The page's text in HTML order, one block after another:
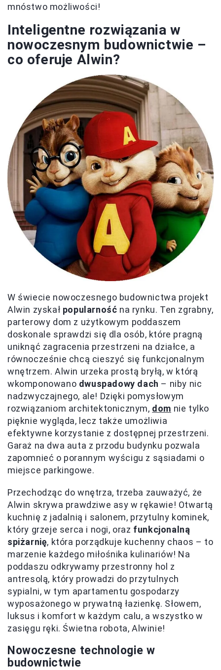
mnóstwo możliwości!
Inteligentne rozwiązania w
nowoczesnym budownictwie –
co oferuje Alwin?
W świecie nowoczesnego budownictwa projekt
Alwin zyskał popularność na rynku. Ten zgrabny,
parterowy dom z użytkowym poddaszem
doskonale sprawdzi się dla osób, które pragną
uniknąć zagracenia przestrzeni na działce, a
równocześnie chcą cieszyć się funkcjonalnym
wnętrzem. Alwin urzeka prostą bryłą, w którą
wkomponowano dwuspadowy dach – niby nic
nadzwyczajnego, ale! Dzięki pomysłowym
rozwiązaniom architektonicznym, dom nie tylko
pięknie wygląda, lecz także umożliwia
efektywne korzystanie z dostępnej przestrzeni.
Garaż na dwa auta z przodu budynku pozwala
zapomnieć o porannym wyścigu z sąsiadami o
miejsce parkingowe.
Przechodząc do wnętrza, trzeba zauważyć, że
Alwin skrywa prawdziwe asy w rękawie! Otwartą
kuchnię z jadalnią i salonem, przytulny kominek,
który grzeje serca i nogi, oraz funkcjonalną
spiżarnię, która porządkuje kuchenny chaos – to
marzenie każdego miłośnika kulinariów! Na
poddaszu odkrywamy przestronny hol z
antresolą, który prowadzi do przytulnych
sypialni, w tym apartamentu gospodarzy
wyposażonego w prywatną łazienkę. Słowem,
luksus i komfort w każdym calu, a wszystko w
zasięgu ręki. Świetna robota, Alwinie!
Nowoczesne technologie w
budownictwie